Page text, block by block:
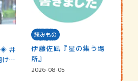
井
な
読みもの
伊藤佐凪『星の集う場
所』
2026-08-05